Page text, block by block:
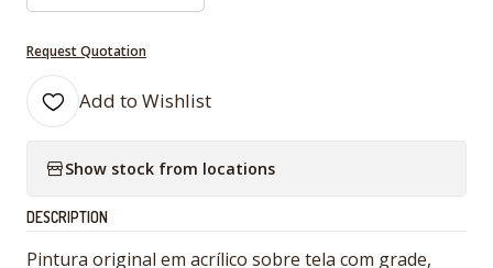
Request Quotation
Add to Wishlist
Show stock from locations
DESCRIPTION
Pintura original em acrílico sobre tela com grade,